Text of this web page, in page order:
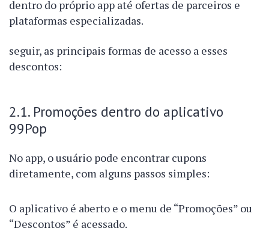
dentro do próprio app até ofertas de parceiros e
plataformas especializadas.
seguir, as principais formas de acesso a esses
descontos:
2.1. Promoções dentro do aplicativo
99Pop
No app, o usuário pode encontrar cupons
diretamente, com alguns passos simples:
O aplicativo é aberto e o menu de “Promoções” ou
“Descontos” é acessado.